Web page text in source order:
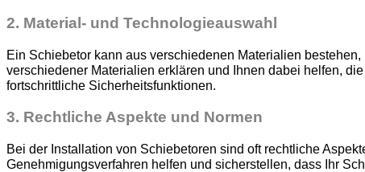
2. Material- und Technologieauswahl
Ein Schiebetor kann aus verschiedenen Materialien
verschiedener Materialien erklären und Ihnen dabei helfen,
fortschrittliche Sicherheitsfunktionen.
3. Rechtliche Aspekte und Normen
Bei der Installation von Schiebetoren sind oft rechtliche
Genehmigungsverfahren helfen und sicherstellen, dass Ihr